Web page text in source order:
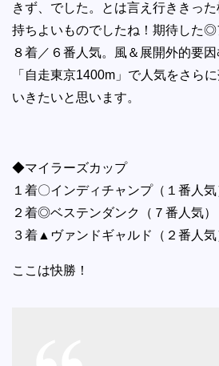
きず、でした。とは言え行ききっ
持ちよいものでしたね！期待した
８着／６番人気。風＆展開外的要因
「自走東京1400m」で人気をさら
いきたいと思います。
◆マイラーズカップ
１着〇インディチャンプ（１番人気
２着◎ベステンダンク（７番人気）
３着▲ヴァンドギャルド（２番人気
ここは快勝！